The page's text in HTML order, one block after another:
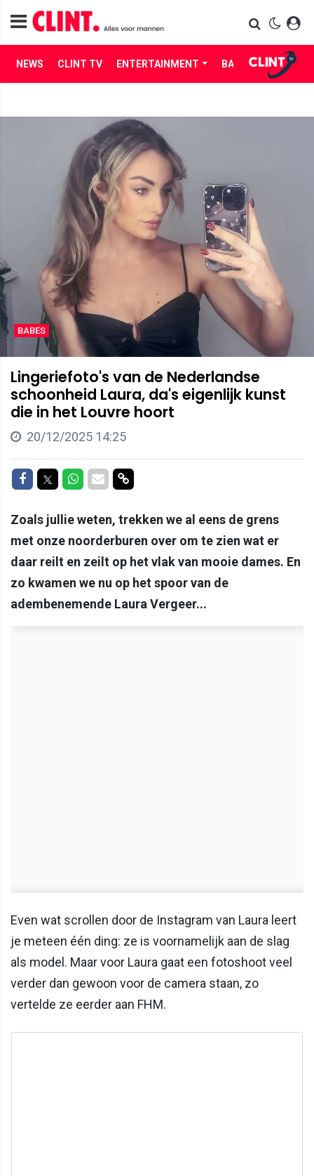
NEWS CLINT TV ENTERTAINMENT BABES LIFE
BABES
Lingeriefoto's van de Nederlandse
schoonheid Laura, da's eigenlijk kunst
die in het Louvre hoort
20/12/2025 14:25
Delen op Facebook
Delen op Twitter
Delen op Whatsapp
Delen via Mail
Delen via link
Zoals jullie weten, trekken we al eens de grens
met onze noorderburen over om te zien wat er
daar reilt en zeilt op het vlak van mooie dames. En
zo kwamen we nu op het spoor van de
adembenemende Laura Vergeer...
Even wat scrollen door de Instagram van Laura leert
je meteen één ding: ze is voornamelijk aan de slag
als model. Maar voor Laura gaat een fotoshoot veel
verder dan gewoon voor de camera staan, zo
vertelde ze eerder aan FHM.